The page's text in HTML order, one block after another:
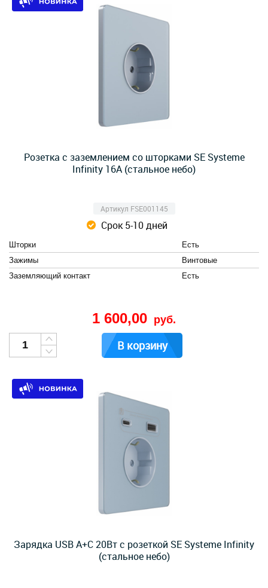
Розетка с заземлением со шторками SE Systeme
Infinity 16А (стальное небо)
Артикул FSE001145
Срок 5-10 дней
Шторки
Есть
Зажимы
Винтовые
Заземляющий контакт
Есть
1 600,00 руб.
В корзину
Зарядка USB А+С 20Вт с розеткой SE Systeme Infinity
(стальное небо)